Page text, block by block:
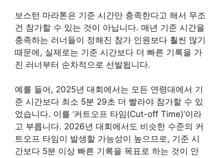
보스턴 마라톤은 기준 시간만 충족한다고 해서 무조
건 참가할 수 있는 것이 아닙니다. 매년 기준 시간을
충족하는 러너들이 정해진 참가 인원보다 훨씬 많기
때문에, 실제로는 기준 시간보다 더 빠른 기록을 가
진 러너부터 순차적으로 선발됩니다.
예를 들어, 2025년 대회에서는 모든 연령대에서 기
준 시간보다 최소 5분 29초 더 빨라야 참가할 수 있
었습니다. 이를 ‘커트오프 타임(Cut-off Time)’이라
고 부릅니다. 2026년 대회에서도 비슷한 수준의 커
트오프 타임이 발생할 가능성이 높으므로, 기준 시
간보다 5분 이상 빠른 기록을 목표로 하는 것이 안